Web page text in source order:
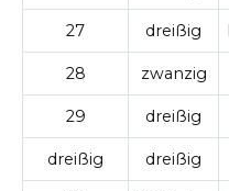
27 dreißig
28 zwanzig
29 dreißig
dreißig dreißig